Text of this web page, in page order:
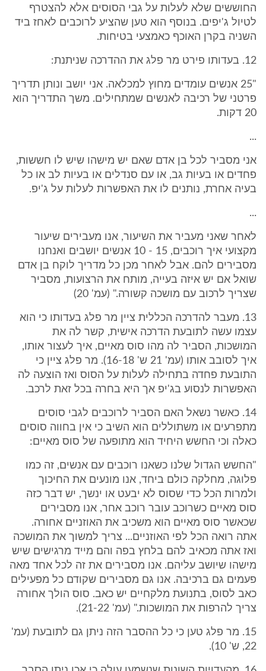
החוששים שלא לעלות על גבי הסוסים אלא להצטרף
לטיול ג'יפים. בנוסף הוא טען שהציע לרוכבים לאחז ביד
השניה בקרן האוכף כאמצעי בטיחות.
12. בעדותו פירט מר פלג את ההדרכה שניתנת:
"25 אנשים עומדים מחוץ למכלאה. אני יושב ונותן תדריך
פרטני של רכיבה לאנשים שמתחילים. משך התדריך הוא
20 דקות.
...
אני מסביר לכל בן אדם שאם יש מישהו שיש לו חששות,
פחדים או בעיות גב, או עם סנדלים או בעיות לב או כל
בעיה אחרת, נותנים לו את האפשרות לעלות על ג'יפ.
...
לאחר שאני מעביר את השיעור, אנו מעבירים שיעור
מקצועי איך רוכבים, 15 - 10 אנשים יושבים ואנחנו
מסבירים להם. אבל לאחר מכן כל מדריך לוקח בן אדם
שואל אם יש איזה בעייה, מותח את הרצועות, מסביר
שצריך לרכוב עם מושכה קשורה." (עמ' 20)
13. מעבר להדרכה הכללית ציין מר פלג בעדותו כי הוא
עצמו עשה לתובעת הדרכה אישית, קשר לה את
המושכות, הסביר לה מהו סוס מאיים, איך לעצור אותו,
איך לסובב אותו (עמ' 21 ש' 16-18). מר פלג ציין כי
התובעת פחדה בתחילה לעלות על הסוס ואז הוצעה לה
האפשרות לנסוע בג'יפ אך היא בחרה בכל זאת לרכב.
14. כאשר נשאל האם הסביר לרוכבים לגבי סוסים
מתפרעים או משתוללים הוא השיב כי אין בחווה סוסים
כאלה וכי החשש היחיד הוא מתופעה של סוס מאיים:
"החשש הגדול שלנו כשאנו רוכבים עם אנשים, זה כמו
פלוגה, מחלקה כולם ביחד, אנו מונעים את החיכוך
ולמרות הכל כדי שסוס לא יבעט או ינשך, יש דבר כזה
סוס מאיים כשרוכב עובר רוכב אחר, אנו מסבירים
שכאשר סוס מאיים הוא משכיב את האוזניים אחורה.
אתה רואה הכל לפי האוזניים... צריך למשוך את המושכה
ואז אתה מכאיב להם בלחץ בפה והם מייד מרגישים שיש
מישהו שיושב עליהם. אנו מסבירים את זה לכל אחד מאה
פעמים גם ברכיבה. אנו גם מסבירים שקודם כל מפעילים
כאב לסוס, בתנועת מלקחיים יש כאב. סוס הולך אחורה
צריך להרפות את המושכות." (עמ' 21-22).
15. מר פלג טען כי כל ההסבר הזה ניתן גם לתובעת (עמ'
22, ש' 10).